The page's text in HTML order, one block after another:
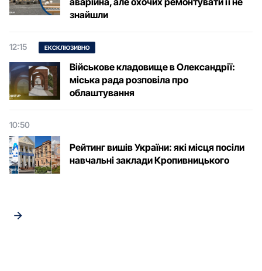
знайшли
12:15 ЕКСКЛЮЗИВНО
Військове кладовище в Олександрії:
міська рада розповіла про
облаштування
10:50
Рейтинг вишів України: які місця посіли
навчальні заклади Кропивницького